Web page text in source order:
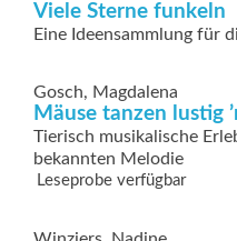
Viele Sterne funkeln
Eine Ideensammlung für
Gosch, Magdalena
Mäuse tanzen lustig
Tierisch musikalische
bekannten Melodie
Leseprobe verfügbar